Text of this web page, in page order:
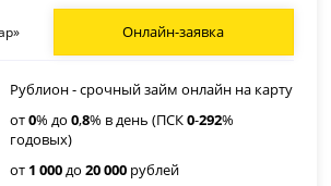
Онлайн-заявка
Рублион - срочный займ онлайн на карту
от0% до0,8% в день (ПСК0-292%
годовых)
от 1 000до20 000 рублей